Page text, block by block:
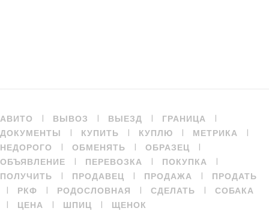
АВИТО | ВЫВОЗ | ВЫЕЗД | ГРАНИЦА |
ДОКУМЕНТЫ | КУПИТЬ | КУПЛЮ | МЕТРИКА |
НЕДОРОГО | ОБМЕНЯТЬ | ОБРАЗЕЦ |
ОБЪЯВЛЕНИЕ | ПЕРЕВОЗКА | ПОКУПКА |
ПОЛУЧИТЬ | ПРОДАВЕЦ | ПРОДАЖА | ПРОДАТЬ
| РКФ | РОДОСЛОВНАЯ | СДЕЛАТЬ | СОБАКА
| ЦЕНА | ШПИЦ | ЩЕНОК